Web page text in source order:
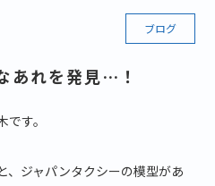
ブログ
あれを発見…！
す。
、ジャパンタクシーの模型があ